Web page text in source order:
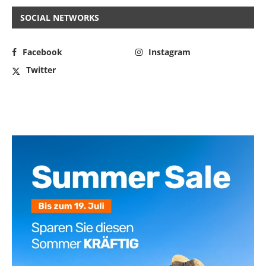
SOCIAL NETWORKS
Facebook
Instagram
Twitter